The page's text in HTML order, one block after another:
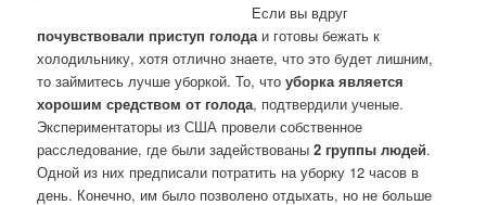
Если вы вдруг
почувствовали приступ голодаи готовы бежать к
холодильнику, хотя отлично знаете, что это будет лишним,
то займитесь лучше уборкой. То, чтоуборка является
хорошим средством от голода, подтвердили ученые.
Экспериментаторы из США провели собственное
расследование, где были задействованы2 группы людей.
Одной из них предписали потратить на уборку 12 часов в
день. Конечно, им было позволено отдыхать, но не больше